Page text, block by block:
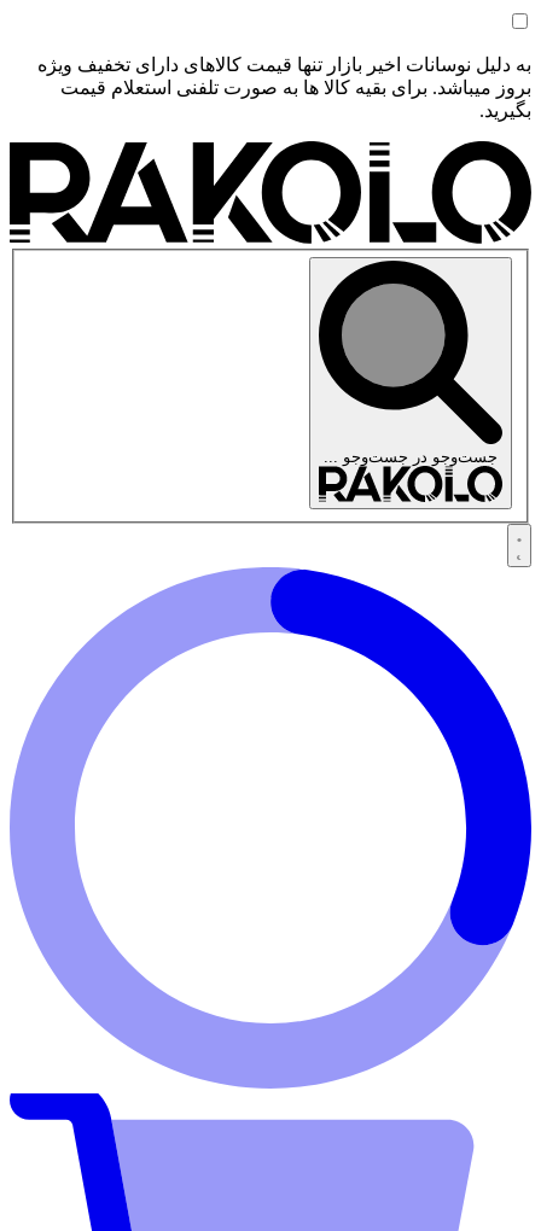
به دلیل نوسانات اخیر بازار تنها قیمت کالاهای دارای تخفیف ویژه
بروز میباشد. برای بقیه کالا ها به صورت تلفنی استعلام قیمت
بگیرید.
جست‌وجو در جست‌وجو ...